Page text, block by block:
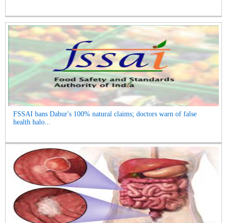
FSSAI bans Dabur's 100% natural claims; doctors warn of false
health halo...